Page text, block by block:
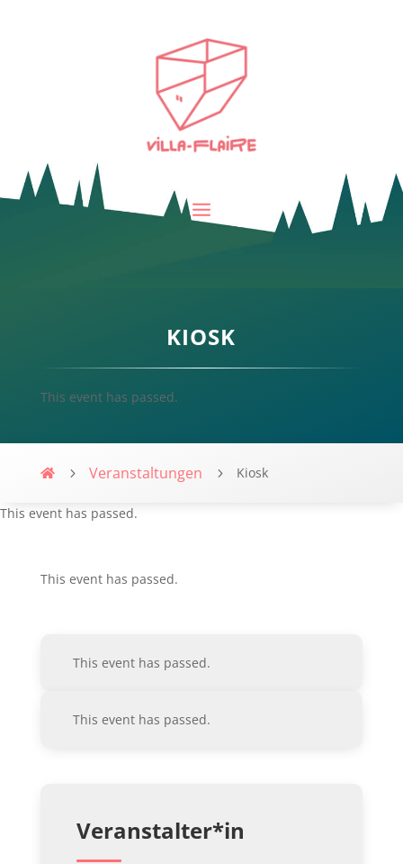
KIOSK
This event has passed.
Villa-Flaire
Veranstaltungen Kiosk
This event has passed.
This event has passed.
This event has passed.
This event has passed.
Veranstalter*in